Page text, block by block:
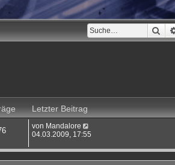
Letzter Beitrag
von Mandalore
e
e
s
04.03.2009, 17:55